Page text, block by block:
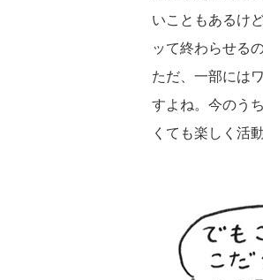
いこともあるけ
ッて終わらせる
ただ、一部には
すよね。今のう
くても楽しく活